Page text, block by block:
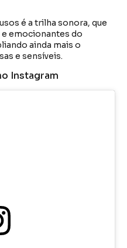
é a trilha sonora, que
emocionantes do
ainda mais o
e sensíveis.
Instagram